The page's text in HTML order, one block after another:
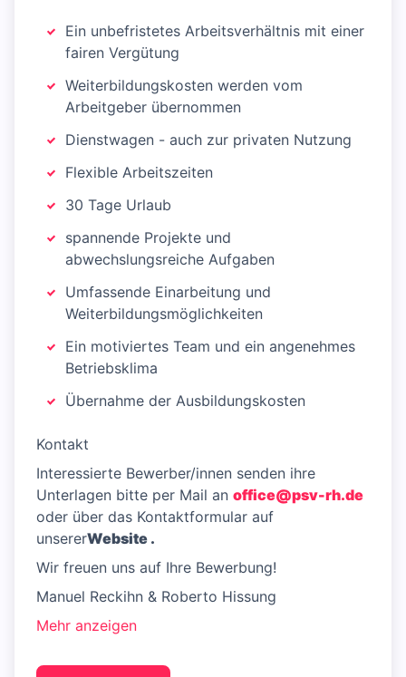
Ein unbefristetes Arbeitsverhältnis mit einer
fairen Vergütung
Weiterbildungskosten werden vom
Arbeitgeber übernommen
Dienstwagen - auch zur privaten Nutzung
Flexible Arbeitszeiten
30 Tage Urlaub
spannende Projekte und
abwechslungsreiche Aufgaben
Umfassende Einarbeitung und
Weiterbildungsmöglichkeiten
Ein motiviertes Team und ein angenehmes
Betriebsklima
Übernahme der Ausbildungskosten
Kontakt
Interessierte Bewerber/innen senden ihre
Unterlagen bitte per Mail an office@psv-rh.de
oder über das Kontaktformular auf
unsererWebsite .
Wir freuen uns auf Ihre Bewerbung!
Manuel Reckihn & Roberto Hissung
Mehr anzeigen